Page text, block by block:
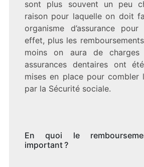
sont plus souvent un peu
raison pour laquelle on doit
organisme d’assurance
effet, plus les
moins on aura de
assurances dentaires ont
mises en place pour combler
par la Sécurité sociale.
En quoi le
important ?